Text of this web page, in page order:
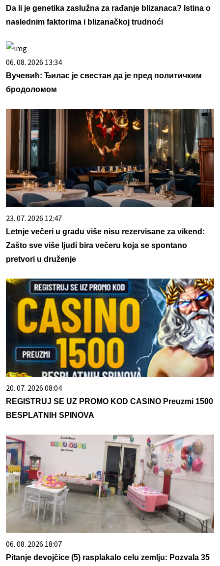
Da li je genetika zaslužna za rađanje blizanaca? Istina o
naslednim faktorima i blizanačkoj trudnoći
06. 08. 2026 13:34
Вучевић: Ђилас је свестан да је пред политичким
бродоломом
23. 07. 2026 12:47
Letnje večeri u gradu više nisu rezervisane za vikend:
Zašto sve više ljudi bira večeru koja se spontano
pretvori u druženje
20. 07. 2026 08:04
REGISTRUJ SE UZ PROMO KOD CASINO Preuzmi 1500
BESPLATNIH SPINOVA
06. 08. 2026 18:07
Pitanje devojčice (5) rasplakalo celu zemlju: Pozvala 35